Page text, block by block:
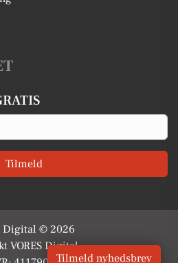
Tilmeld
Digital © 2026
VORES Digital
Tilmeld nyhedsbrev